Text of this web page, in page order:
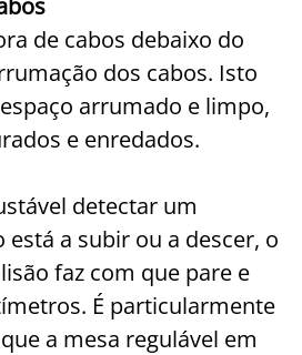
de cabos debaixo do
dos cabos. Isto
arrumado e limpo,
e enredados.
detectar um
a subir ou a descer, o
faz com que pare e
É particularmente
a mesa regulável em